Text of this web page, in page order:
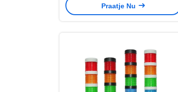
waarschuwingstorenlamp
Praatje Nu